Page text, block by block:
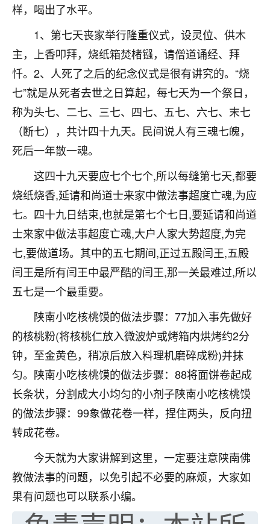
样，喝出了水平。
1、第七天丧家举行隆重仪式，设灵位、供木
主，上香叩拜，烧纸箱焚楮镪，请僧道诵经、拜
忏。2、人死了之后的纪念仪式是很有讲究的。“烧
七”就是从死者去世之日算起，每七天为一个祭日，
称为头七、二七、三七、四七、五七、六七、末七
（断七），共计四十九天。民间说人有三魂七魄，
死后一年散一魂。
这四十九天要应七个七个,所以每缝第七天,都要
烧纸烧香,延请和尚道士来家中做法事超度亡魂,为应
七。四十九日结束,也就是第七个七日,要延请和尚道
士来家中做法事超度亡魂,大户人家大势超度,为完
七,要做道场。其中的五七期间,正过五殿闫王,五殿
闫王是所有闫王中最严酷的闫王,那一关最难过,所以
五七是一个最重要。
陕南小吃核桃馍的做法步骤：77加入事先做好
的核桃粉(将核桃仁放入微波炉或烤箱内烘烤约2分
钟，至金黄色，稍凉后放入料理机磨碎成粉)并抹
匀。陕南小吃核桃馍的做法步骤：88将面饼卷起成
长条状，分割成大小均匀的小剂子陕南小吃核桃馍
的做法步骤：99象做花卷一样，捏住两头，反向扭
转成花卷。
今天就为大家讲解到这里，一定要注意陕南佛
教做法事的问题，以免引起不必要的麻烦，大家如
果有问题也可以联系小编。
鹿森 ：是的，其实跟老师聊过之后，最大的感
触，首先就是心态会变好，万般皆是命，半点
不由人！
1天前 来自四川 9
金白水清
我也想找老师看看，有没有人给个联系方式的啊？
鹿森：慧来老师微信：gjsy0624
1天前 来自江西 12
青春168
我也想要，我也想要！
2天前 来自山西 15
Jessica李
老师做不做超度法事？我想给我奶奶做超度，她今年
刚去世了。
七零老顽童：我母亲前年离世，刚开始我经常
做梦梦见她，后来也是朋友介绍，找到慧来老
师，安排了超度法事，做梦再也没有梦到过
了，一开始是半信半疑的，图个心安，给亡母
超度，现在看来，人不信也不行。
2天前 来自云南 11
优秀的张同学
老师收徒吗？？我对这些很感兴趣
2天前 来自山西 15